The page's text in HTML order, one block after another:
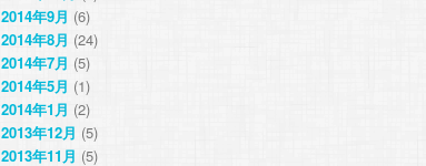
2014年9月 (6)
2014年8月 (24)
2014年7月 (5)
2014年5月 (1)
2014年1月 (2)
2013年12月 (5)
2013年11月 (5)